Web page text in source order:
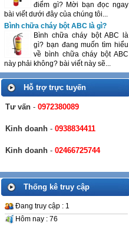
điểm gì? Mời bạn đọc ngay
bài viết dưới đây của chúng tôi...
Bình chữa cháy bột ABC là gì?
Bình chữa cháy bột ABC là
gì? bạn đang muốn tìm hiểu
về bình chữa cháy bột ABC
này phải không? bài viết này sẽ...
Hỗ trợ trực tuyến
Tư vấn - 0972380089
Kinh doanh - 0938834411
Kinh doanh - 02466725744
Thống kê truy cập
Đang truy cập : 1
Hôm nay : 76